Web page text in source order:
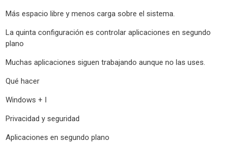
Más espacio libre y menos carga sobre el sistema.
La quinta configuración es controlar aplicaciones en segundo
plano
Muchas aplicaciones siguen trabajando aunque no las uses.
Qué hacer
Windows + I
Privacidad y seguridad
Aplicaciones en segundo plano